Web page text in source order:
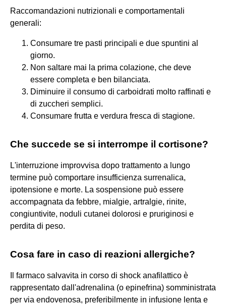
Raccomandazioni nutrizionali e comportamentali
generali:
Consumare tre pasti principali e due spuntini al
giorno.
Non saltare mai la prima colazione, che deve
essere completa e ben bilanciata.
Diminuire il consumo di carboidrati molto raffinati e
di zuccheri semplici.
Consumare frutta e verdura fresca di stagione.
Che succede se si interrompe il cortisone?
L'interruzione improvvisa dopo trattamento a lungo
termine può comportare insufficienza surrenalica,
ipotensione e morte. La sospensione può essere
accompagnata da febbre, mialgie, artralgie, rinite,
congiuntivite, noduli cutanei dolorosi e pruriginosi e
perdita di peso.
Cosa fare in caso di reazioni allergiche?
Il farmaco salvavita in corso di shock anafilattico è
rappresentato dall'adrenalina (o epinefrina) somministrata
per via endovenosa, preferibilmente in infusione lenta e